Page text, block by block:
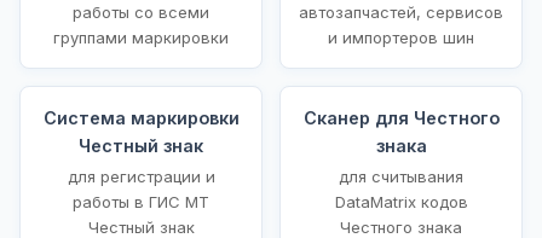
работы со всеми
группами маркировки
автозапчастей, сервисов
и импортеров шин
Система маркировки
Честный знак
для регистрации и
работы в ГИС МТ
Честный знак
Сканер для Честного
знака
для считывания
DataMatrix кодов
Честного знака